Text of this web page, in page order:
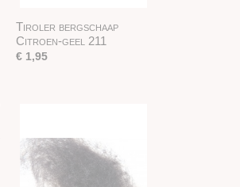
Tiroler bergschaap
Citroen-geel 211
€ 1,95